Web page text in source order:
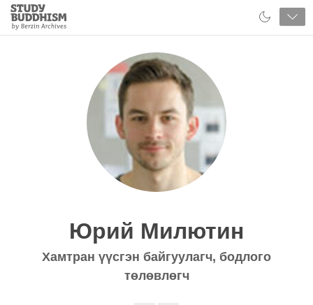
Close
Study
Buddhism
Юрий Милютин
Хамтран үүсгэн байгуулагч, бодлого
төлөвлөгч